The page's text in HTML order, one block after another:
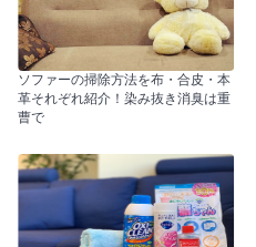
ソファーの掃除方法を布・合皮・本
革それぞれ紹介！染み抜き消臭は重
曹で